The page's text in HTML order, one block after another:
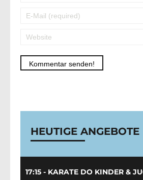
HEUTIGE ANGEBOTE
17:15 - KARATE DO KINDER &